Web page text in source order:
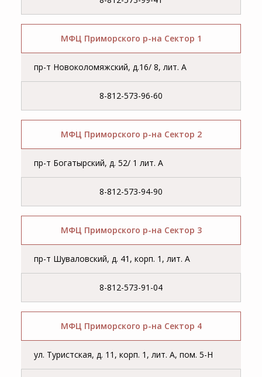
МФЦ Приморского р-на Сектор 1
пр-т Новоколомяжский, д.16/ 8, лит. А
8-812-573-96-60
МФЦ Приморского р-на Сектор 2
пр-т Богатырский, д. 52/ 1 лит. А
8-812-573-94-90
МФЦ Приморского р-на Сектор 3
пр-т Шуваловский, д. 41, корп. 1, лит. А
8-812-573-91-04
МФЦ Приморского р-на Сектор 4
ул. Туристская, д. 11, корп. 1, лит. А, пом. 5-Н